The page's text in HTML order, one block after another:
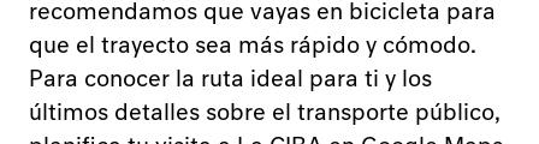
Visitas para grupos
Encuesta pública
Colabora
recomendamos que vayas en bicicleta para
que el trayecto sea más rápido y cómodo.
Para conocer la ruta ideal para ti y los
últimos detalles sobre el transporte público,